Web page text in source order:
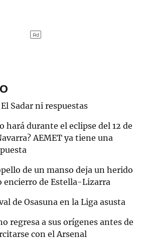
Sadar ni respuestas
hará durante el eclipse del 12 de
AEMET ya tiene una
de un manso deja un herido
encierro de Estella-Lizarra
de Osasuna en la Liga asusta
regresa a sus orígenes antes de
con el Arsenal